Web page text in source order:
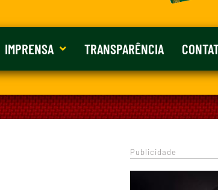
IMPRENSA TRANSPARÊNCIA
Publicidade